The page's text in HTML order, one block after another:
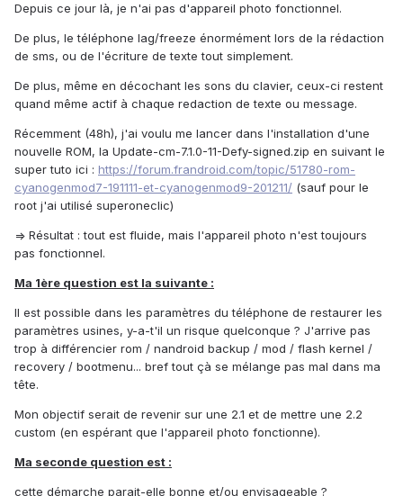
Depuis ce jour là, je n'ai pas d'appareil photo fonctionnel.
De plus, le téléphone lag/freeze énormément lors de la rédaction
de sms, ou de l'écriture de texte tout simplement.
De plus, même en décochant les sons du clavier, ceux-ci restent
quand même actif à chaque redaction de texte ou message.
Récemment (48h), j'ai voulu me lancer dans l'installation d'une
nouvelle ROM, la Update-cm-7.1.0-11-Defy-signed.zip en suivant le
super tuto ici : https://forum.frandroid.com/topic/51780-rom-
cyanogenmod7-191111-et-cyanogenmod9-201211/ (sauf pour le
root j'ai utilisé superoneclic)
=> Résultat : tout est fluide, mais l'appareil photo n'est toujours
pas fonctionnel.
Ma 1ère question est la suivante :
Il est possible dans les paramètres du téléphone de restaurer les
paramètres usines, y-a-t'il un risque quelconque ? J'arrive pas
trop à différencier rom / nandroid backup / mod / flash kernel /
recovery / bootmenu... bref tout çà se mélange pas mal dans ma
tête.
Mon objectif serait de revenir sur une 2.1 et de mettre une 2.2
custom (en espérant que l'appareil photo fonctionne).
Ma seconde question est :
cette démarche parait-elle bonne et/ou envisageable ?